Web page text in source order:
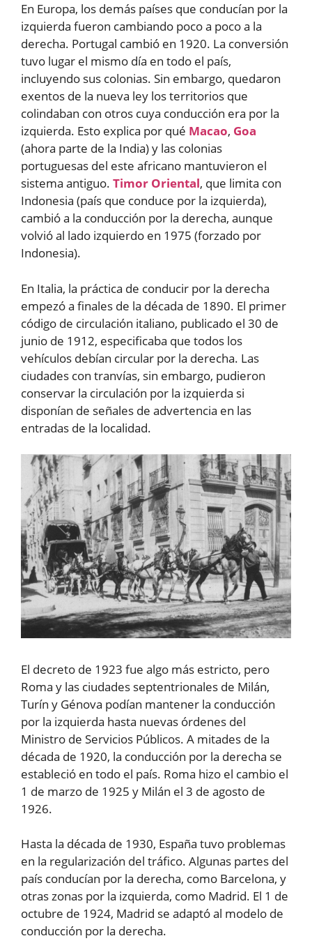
En Europa, los demás países que conducían por la
izquierda fueron cambiando poco a poco a la
derecha. Portugal cambió en 1920. La conversión
tuvo lugar el mismo día en todo el país,
incluyendo sus colonias. Sin embargo, quedaron
exentos de la nueva ley los territorios que
colindaban con otros cuya conducción era por la
izquierda. Esto explica por qué Macao, Goa
(ahora parte de la India) y las colonias
portuguesas del este africano mantuvieron el
sistema antiguo. Timor Oriental, que limita con
Indonesia (país que conduce por la izquierda),
cambió a la conducción por la derecha, aunque
volvió al lado izquierdo en 1975 (forzado por
Indonesia).
En Italia, la práctica de conducir por la derecha
empezó a finales de la década de 1890. El primer
código de circulación italiano, publicado el 30 de
junio de 1912, especificaba que todos los
vehículos debían circular por la derecha. Las
ciudades con tranvías, sin embargo, pudieron
conservar la circulación por la izquierda si
disponían de señales de advertencia en las
entradas de la localidad.
El decreto de 1923 fue algo más estricto, pero
Roma y las ciudades septentrionales de Milán,
Turín y Génova podían mantener la conducción
por la izquierda hasta nuevas órdenes del
Ministro de Servicios Públicos. A mitades de la
década de 1920, la conducción por la derecha se
estableció en todo el país. Roma hizo el cambio el
1 de marzo de 1925 y Milán el 3 de agosto de
1926.
Hasta la década de 1930, España tuvo problemas
en la regularización del tráfico. Algunas partes del
país conducían por la derecha, como Barcelona, y
otras zonas por la izquierda, como Madrid. El 1 de
octubre de 1924, Madrid se adaptó al modelo de
conducción por la derecha.